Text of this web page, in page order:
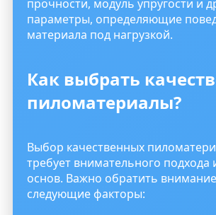
прочности, модуль упругости и
параметры, определяющие
материала под нагрузкой.
Как выбрать
пиломатериалы?
Выбор качественных
требует внимательного подхода
основ. Важно обратить
следующие факторы: